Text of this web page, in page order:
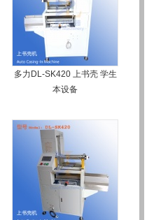
多力DL-SK420 上书壳 学生
本设备